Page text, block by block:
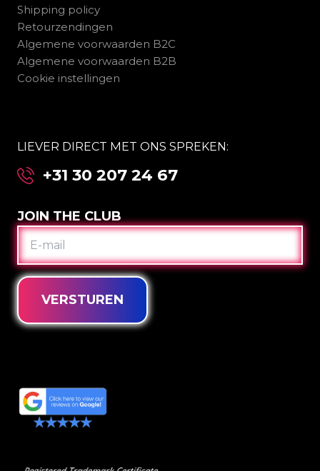
Shipping policy
Retourzendingen
Algemene voorwaarden B2C
Algemene voorwaarden B2B
Cookie instellingen
LIEVER DIRECT MET ONS SPREKEN:
+31 30 207 24 67
JOIN THE CLUB
E-
MAIL
VERSTUREN